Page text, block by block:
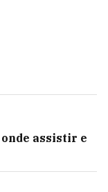
assistir e